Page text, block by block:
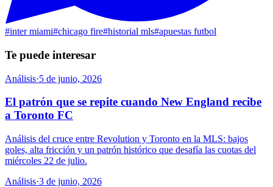
#inter miami#chicago fire#historial mls#apuestas futbol
Te puede interesar
Análisis·5 de junio, 2026
El patrón que se repite cuando New England recibe
a Toronto FC
Análisis del cruce entre Revolution y Toronto en la MLS: bajos
goles, alta fricción y un patrón histórico que desafía las cuotas del
miércoles 22 de julio.
Análisis·3 de junio, 2026